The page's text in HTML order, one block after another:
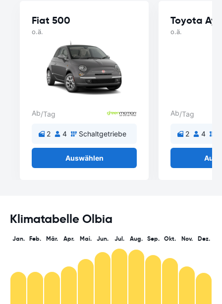
Fiat 500
o.ä.
Ab/Tag
2 4 Schaltgetriebe
Auswählen
Toyota
o.ä.
Ab/Tag
2 4
Klimatabelle Olbia
Jan. Feb. Mär. Apr. Mai. Jun. Jul. Aug. Sep. Okt. Nov. Dez.